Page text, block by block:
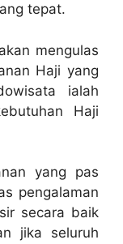
tepat.
mengulas
Haji yang
ialah
Haji
yang pas
pengalaman
secara baik
jika seluruh